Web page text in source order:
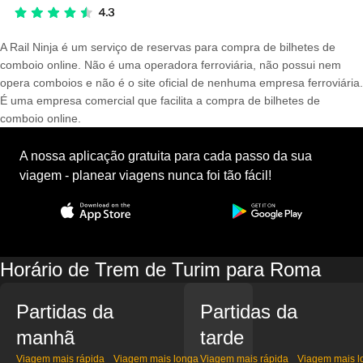
A Rail Ninja é um serviço de reservas para compra de bilhetes de
comboio online. Não é uma operadora ferroviária, não possui nem
opera comboios e não é o site oficial de nenhuma empresa ferroviária.
É uma empresa comercial que facilita a compra de bilhetes de
comboio online.
A nossa aplicação gratuita para cada passo da sua
viagem - planear viagens nunca foi tão fácil!
Horário de Trem de Turim para Roma
Partidas da
manhã
Viagem mais rápida Viagem mais longa
Partidas da
tarde
Viagem mais rápida Viagem mais